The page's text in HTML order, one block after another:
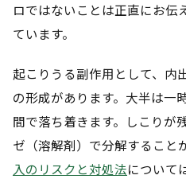
ロではないことは正直にお伝
ています。
起こりうる副作用として、内
の形成があります。大半は一
間で落ち着きます。しこりが
ゼ（溶解剤）で分解すること
入のリスクと対処法について